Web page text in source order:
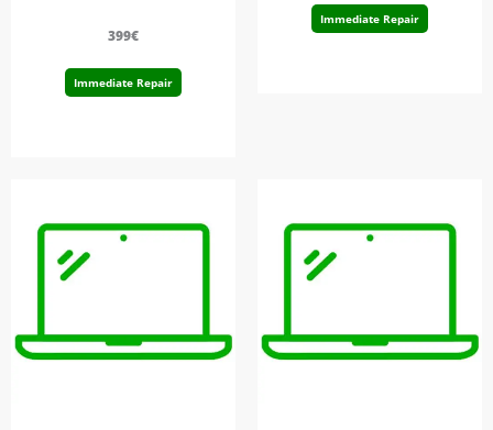
399€
Immediate Repair
Immediate Repair